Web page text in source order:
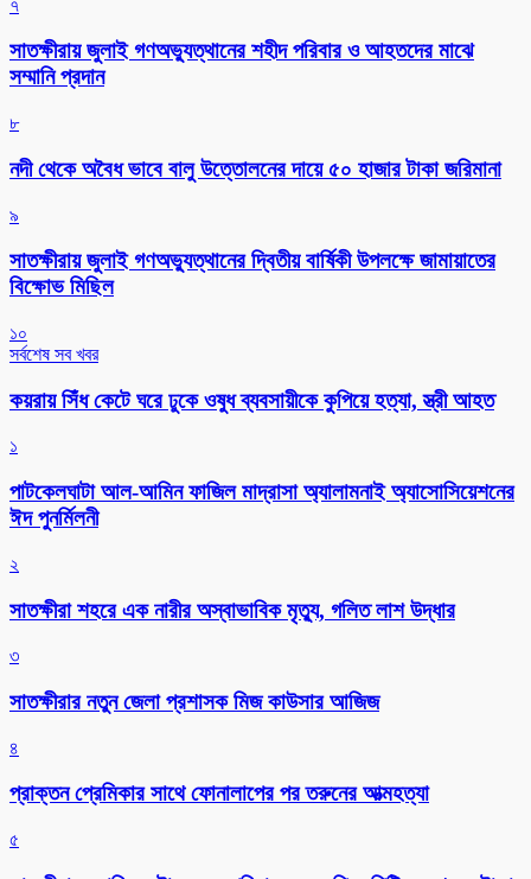
৭
সাতক্ষীরায় জুলাই গণঅভ্যুত্থানের শহীদ পরিবার ও আহতদের মাঝে
সম্মানি প্রদান
৮
নদী থেকে অবৈধ ভাবে বালু উত্তোলনের দায়ে ৫০ হাজার টাকা জরিমানা
৯
সাতক্ষীরায় জুলাই গণঅভ্যুত্থানের দ্বিতীয় বার্ষিকী উপলক্ষে জামায়াতের
বিক্ষোভ মিছিল
১০
সর্বশেষ সব খবর
কয়রায় সিঁধ কেটে ঘরে ঢুকে ওষুধ ব্যবসায়ীকে কুপিয়ে হত্যা, স্ত্রী আহত
১
পাটকেলঘাটা আল-আমিন ফাজিল মাদ্রাসা অ্যালামনাই অ্যাসোসিয়েশনের
ঈদ পুনর্মিলনী
২
সাতক্ষীরা শহরে এক নারীর অস্বাভাবিক মৃত্যু, গলিত লাশ উদ্ধার
৩
সাতক্ষীরার নতুন জেলা প্রশাসক মিজ কাউসার আজিজ
৪
প্রাক্তন প্রেমিকার সাথে ফোনালাপের পর তরুনের আত্মহত্যা
৫